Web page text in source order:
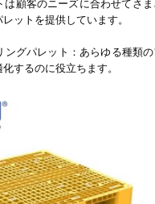
は顧客のニーズに合わせてさ
ットを提供しています。
ングパレット：あらゆる種類
するのに役立ちます。